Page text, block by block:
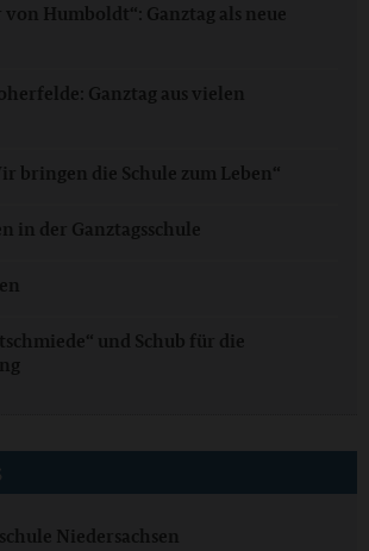
von Humboldt“: Ganztag als neue
Ganztag aus vielen
bringen die Schule zum Leben“
in der Ganztagsschule
und Schub für die
Niedersachsen